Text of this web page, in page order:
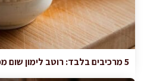
5 מרכיבים בלבד: רוטב לימון שום ממכר לכל ארוחה